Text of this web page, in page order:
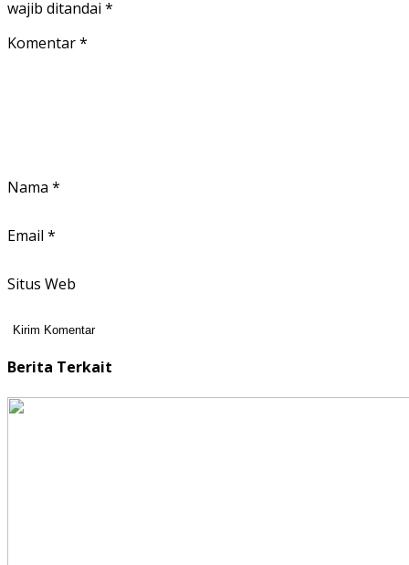
wajib ditandai *
Komentar*
Nama *
Email *
Situs Web
Berita Terkait